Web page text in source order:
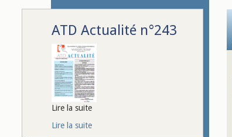
ATD Actualité n°243
Lire la suite
Lire la suite